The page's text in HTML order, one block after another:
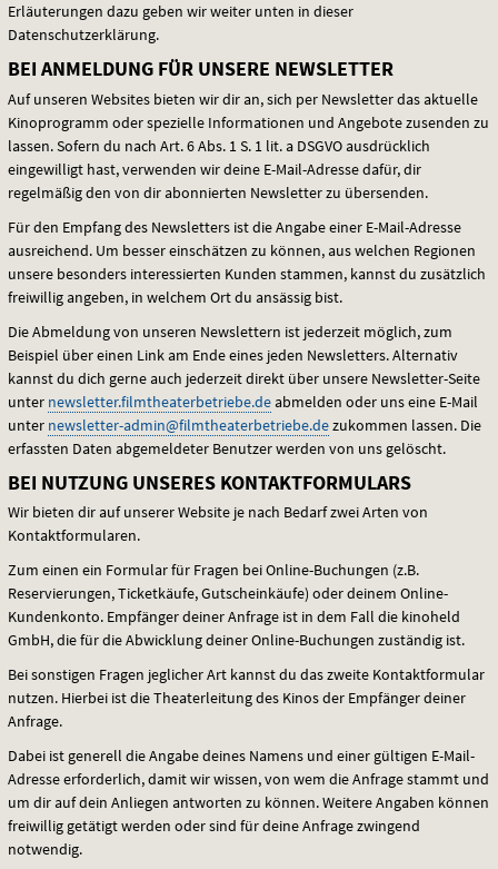
Erläuterungen dazu geben wir weiter unten in dieser
Datenschutzerklärung.
BEI ANMELDUNG FÜR UNSERE NEWSLETTER
Auf unseren Websites bieten wir dir an, sich per Newsletter das aktuelle
Kinoprogramm oder spezielle Informationen und Angebote zusenden zu
lassen. Sofern du nach Art. 6 Abs. 1 S. 1 lit. a DSGVOausdrücklich
eingewilligt hast, verwenden wir deine E-Mail-Adresse dafür, dir
regelmäßig den von dir abonnierten Newsletter zu übersenden.
Für den Empfang des Newsletters ist die Angabe einer E-Mail-Adresse
ausreichend. Um besser einschätzen zu können, aus welchen Regionen
unsere besonders interessierten Kunden stammen, kannst du zusätzlich
freiwillig angeben, in welchem Ort du ansässig bist.
Die Abmeldung von unseren Newslettern ist jederzeit möglich, zum
Beispiel über einen Link am Ende eines jeden Newsletters. Alternativ
kannst du dich gerne auch jederzeit direkt über unsere Newsletter-Seite
unter newsletter.filmtheaterbetriebe.deabmelden oder uns eine E-Mail
unter newsletter-admin@filmtheaterbetriebe.dezukommen lassen. Die
erfassten Daten abgemeldeter Benutzer werden von uns gelöscht.
BEI NUTZUNG UNSERES KONTAKTFORMULARS
Wir bieten dir auf unserer Website je nach Bedarf zwei Arten von
Kontaktformularen.
Zum einen ein Formular für Fragen bei Online-Buchungen (z.B.
Reservierungen, Ticketkäufe, Gutscheinkäufe) oder deinem Online-
Kundenkonto. Empfänger deiner Anfrage ist in dem Fall die kinoheld
GmbH, die für die Abwicklung deiner Online-Buchungen zuständig ist.
Bei sonstigen Fragen jeglicher Art kannst du das zweite Kontaktformular
nutzen. Hierbei ist die Theaterleitung des Kinos der Empfänger deiner
Anfrage.
Dabei ist generell die Angabe deines Namens und einer gültigen E-Mail-
Adresse erforderlich, damit wir wissen, von wem die Anfrage stammt und
um dir auf dein Anliegen antworten zu können. Weitere Angaben können
freiwillig getätigt werden oder sind für deine Anfrage zwingend
notwendig.